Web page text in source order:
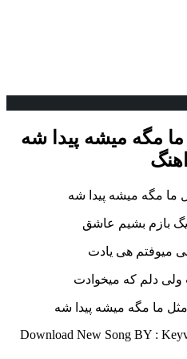
ما مگه میشه پیدا شه
ما مگه میشه پیدا شه
بازم بشیم عاشق
میوفتم هی یادت
دلم که میخوادت
مثل ما مگه میشه پیدا شه
Download New Song BY :